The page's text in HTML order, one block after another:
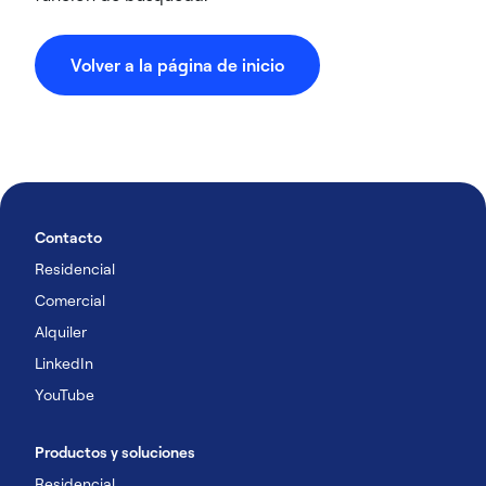
Volver a la página de inicio
Contacto
Residencial
Comercial
Alquiler
LinkedIn
YouTube
Productos y soluciones